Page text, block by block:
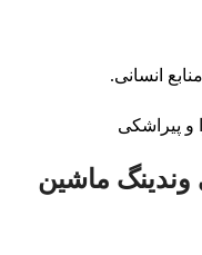
انسانی.
وندینگ ماشین